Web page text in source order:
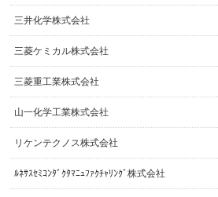
三井化学株式会社
三菱ケミカル株式会社
三菱重工業株式会社
山一化学工業株式会社
リケンテクノス株式会社
ﾙﾈｻｽｾﾐｺﾝﾀﾞｸﾀﾏﾆｭﾌｧｸﾁｬﾘﾝｸﾞ株式会社